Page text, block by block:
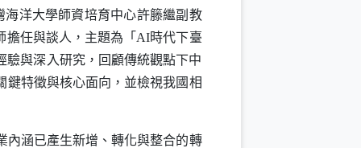
海洋大學師資培育中心許籐繼副教
任與談人，主題為「 AI時代下臺
與深入研究，回顧傳統觀點下中
鍵特徵與核心面向，並檢視我國相
內涵已產生新增、轉化與整合的轉